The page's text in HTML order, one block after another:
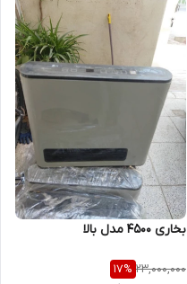
بخاری 4500 مدل بالا
23,000,000
17%